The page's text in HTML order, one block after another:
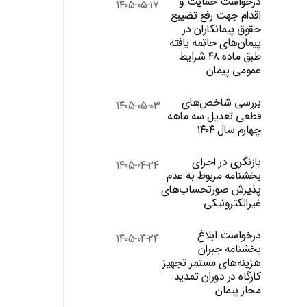
اقدام جهت رفع تضییع
حقوق پیمانکاران در
پیمان‌های خاتمه یافته
طبق ماده ۴۸ شرایط
عمومی پیمان
۱۴۰۵-۰۵-۱۷
بررسی شاخص‌های
قطعی تعدیل سه ماهه
چهارم سال ۱۴۰۴
۱۴۰۵-۰۵-۰۳
بازنگری در اجرای
بخشنامه مربوط به عدم
پذیرش صورتحساب‌های
غیرالکترونیکی
۱۴۰۵-۰۴-۲۴
درخواست ابلاغ
بخشنامه جبران
هزینه‌های مستمر تجهیز
کارگاه در دوران تمدید
مجاز پیمان
۱۴۰۵-۰۴-۲۴